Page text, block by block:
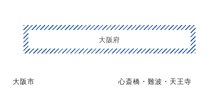
大阪府
大阪市 心斎橋・難波・天王寺